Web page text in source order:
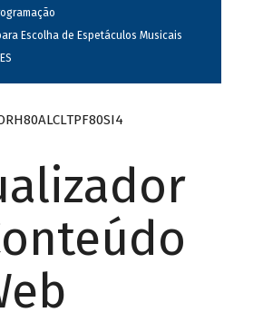
Escolha de Espetáculos Musicais